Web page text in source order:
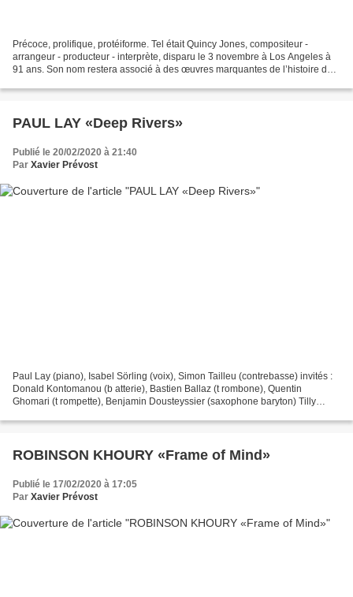
Précoce, prolifique, protéiforme. Tel était Quincy Jones, compositeur -
arrangeur - producteur - interprète, disparu le 3 novembre à Los Angeles à
91 ans. Son nom restera associé à des œuvres marquantes de l’histoire de
PAUL LAY «Deep Rivers»
Publié le 20/02/2020 à 21:40
Par Xavier Prévost
Paul Lay (piano), Isabel Sörling (voix), Simon Tailleu (contrebasse) invités :
Donald Kontomanou (b atterie), Bastien Ballaz (t rombone), Quentin
Ghomari (t rompette), Benjamin Dousteyssier (saxophone baryton) Tilly
ROBINSON KHOURY «Frame of Mind»
Publié le 17/02/2020 à 17:05
Par Xavier Prévost